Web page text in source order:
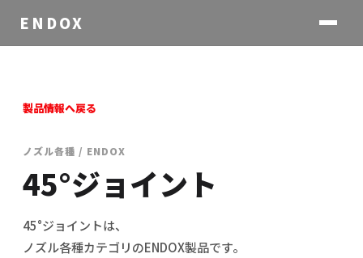
ENDOX
製品情報へ戻る
ノズル各種 / ENDOX
45°ジョイント
45°ジョイントは、
ノズル各種カテゴリのENDOX製品です。